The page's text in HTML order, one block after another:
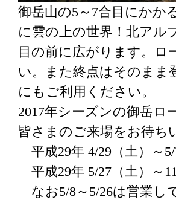
御岳山の5～7合目にかか
に雲の上の世界！北アル
目の前に広がります。
い。また終点はそのまま
にもご利用ください。
2017年シーズンの御岳
皆さまのご来場をお待ち
平成29年 4/29（土）～
平成29年 5/27（土）～
なお5/8～5/26は営業し